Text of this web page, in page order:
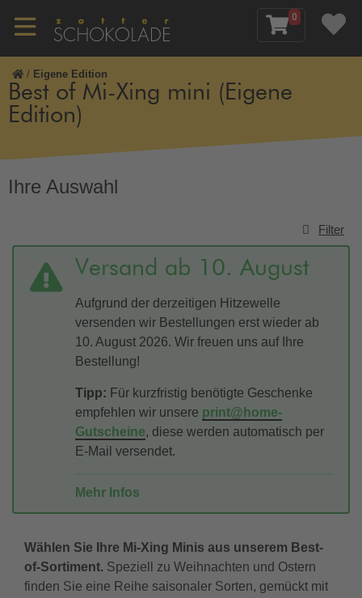
0
/ Eigene Edition
Best of Mi-Xing mini (Eigene
Edition)
Versand ab 10. August
Aufgrund der derzeitigen Hitzewelle
versenden wir Bestellungen erst wieder ab
10. August 2026. Wir freuen uns auf Ihre
Bestellung!
Tipp: Für kurzfristig benötigte Geschenke
empfehlen wir unsere print@home-
Gutscheine, diese werden automatisch per
E-Mail versendet.
Mehr Infos
Wählen Sie Ihre Mi-Xing Minis aus unserem Best-
of-Sortiment. Speziell zu Weihnachten und Ostern
finden Sie eine Reihe saisonaler Sorten, gemückt mit
Ihre Auswahl
Filter